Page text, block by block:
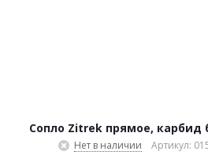
Сопло Zitrek прямое, карбид
Нет в наличии Артикул: